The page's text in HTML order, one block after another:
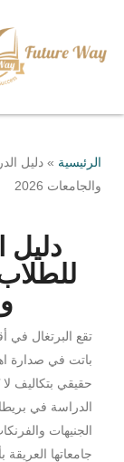
الرئيسية » دليل
والجامعات 2026
دليل
تقع البرتغال في
باتت في صدارة
حقيقي بتكاليف
الدراسة في
الجنيهات
جامعاتها